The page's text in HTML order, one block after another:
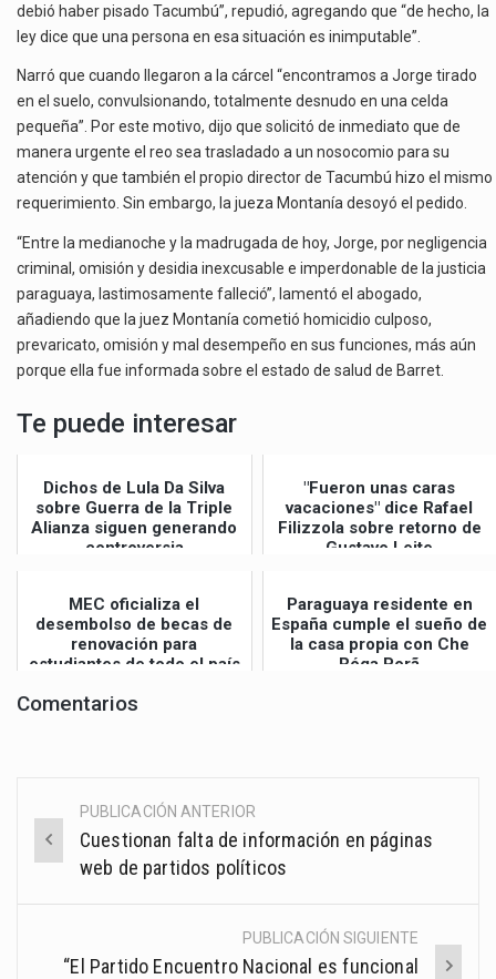
debió haber pisado Tacumbú”, repudió, agregando que “de hecho, la
ley dice que una persona en esa situación es inimputable”.
Narró que cuando llegaron a la cárcel “encontramos a Jorge tirado
en el suelo, convulsionando, totalmente desnudo en una celda
pequeña”. Por este motivo, dijo que solicitó de inmediato que de
manera urgente el reo sea trasladado a un nosocomio para su
atención y que también el propio director de Tacumbú hizo el mismo
requerimiento. Sin embargo, la jueza Montanía desoyó el pedido.
“Entre la medianoche y la madrugada de hoy, Jorge, por negligencia
criminal, omisión y desidia inexcusable e imperdonable de la justicia
paraguaya, lastimosamente falleció”, lamentó el abogado,
añadiendo que la juez Montanía cometió homicidio culposo,
prevaricato, omisión y mal desempeño en sus funciones, más aún
porque ella fue informada sobre el estado de salud de Barret.
Te puede interesar
Dichos de Lula Da Silva
sobre Guerra de la Triple
Alianza siguen generando
controversia
"Fueron unas caras
vacaciones" dice Rafael
Filizzola sobre retorno de
Gustavo Leite
MEC oficializa el
desembolso de becas de
renovación para
estudiantes de todo el país
Paraguaya residente en
España cumple el sueño de
la casa propia con Che
Róga Porã
Comentarios
Post
navigation
PUBLICACIÓN ANTERIOR
Cuestionan falta de información en páginas
web de partidos políticos
PUBLICACIÓN SIGUIENTE
“El Partido Encuentro Nacional es funcional